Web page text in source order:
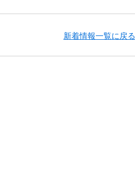
新着情報一覧に戻る